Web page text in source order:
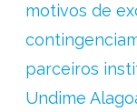
motivos de
parceiros
Undime